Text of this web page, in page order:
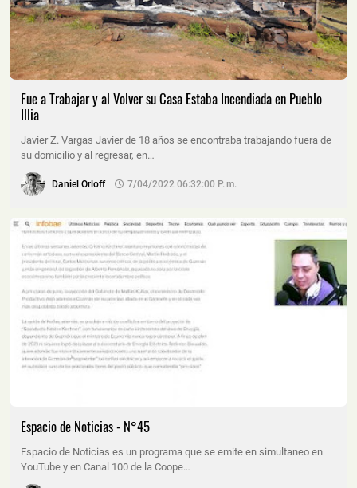
Fue a Trabajar y al Volver su Casa Estaba Incendiada en Pueblo
Illia
Javier Z. Vargas Javier de 18 años se encontraba trabajando fuera de
su domicilio y al regresar, en…
Daniel Orloff 7/04/2022 06:32:00 P. M.
Espacio de Noticias - N°45
Espacio de Noticias es un programa que se emite en simultaneo en
YouTube y en Canal 100 de la Coope…